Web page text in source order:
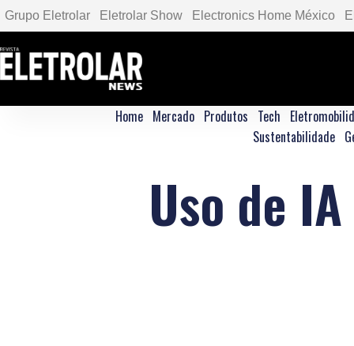
Grupo Eletrolar Eletrolar Show Electronics Home México
Home Mercado Produtos Tech
Sustentabilidade
Uso de